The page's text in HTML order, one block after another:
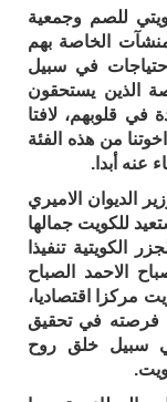
للصم وجمعية
الخاصة بهم
في سبيل
الذين يستحقون
في قلوبهم، لافتا
من هذه الفئة
عنه أبدا.
الديوان الاميري
للكويت جمالها
الكويتية تنفيذا
الاحمد الصباح
مركزا اقتصاديا،
فرصته في تحقيق
سبيل خلق روح